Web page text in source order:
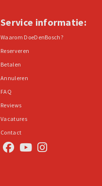
Service informatie:
Waarom DoeDenBosch?
Reserveren
Betalen
Annuleren
FAQ
Reviews
Vacatures
Contact